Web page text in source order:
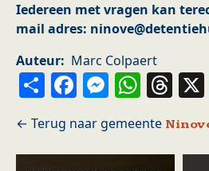
Iedereen met vragen kan
mail adres:
Auteur
Marc Colpaert
ShareFacebook